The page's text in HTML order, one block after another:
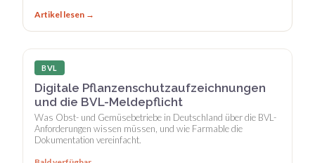
Artikel lesen →
BVL
Digitale Pflanzenschutzaufzeichnungen
und die BVL-Meldepflicht
Was Obst- und Gemüsebetriebe in Deutschland über die BVL-
Anforderungen wissen müssen, und wie Farmable die
Dokumentation vereinfacht.